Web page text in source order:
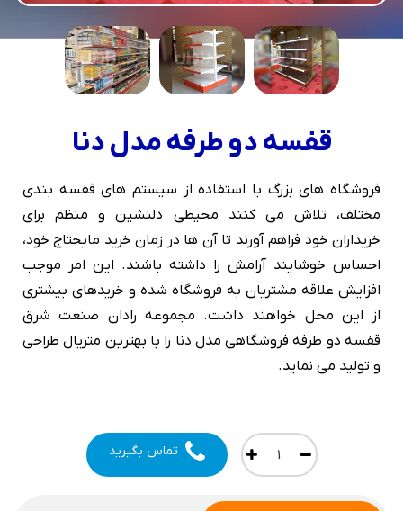
قفسه دو طرفه مدل دنا
فروشگاه های بزرگ با استفاده از سیستم های قفسه بندی
مختلف، تلاش می کنند محیطی دلنشین و منظم برای
خریداران خود فراهم آورند تا آن ها در زمان خرید مایحتاج خود،
احساس خوشایند آرامش را داشته باشند. این امر موجب
افزایش علاقه مشتریان به فروشگاه شده و خریدهای بیشتری
از این محل خواهند داشت. مجموعه رادان صنعت شرق
قفسه دو طرفه فروشگاهی مدل دنا را با بهترین متریال طراحی
و تولید می نماید.
تماس بگیرید